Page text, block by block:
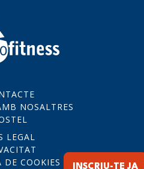
INSCRIU-TE JA
NOSALTRES
LEGAL
DE COOKIES